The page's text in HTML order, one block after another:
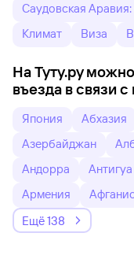
Саудовская Аравия:
Климат
Виза
На Туту.ру
въезда в связи с
Япония Абхазия
Азербайджан
Андорра
Армения
Ещё 138